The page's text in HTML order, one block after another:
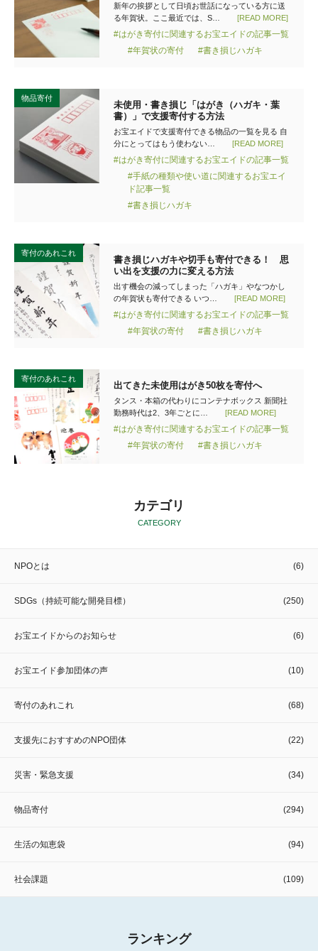
新年の挨拶として日頃お世話になっている方に送
る年賀状。ここ最近では、S…
[READ MORE]
#はがき寄付に関連するお宝エイドの記事一覧
#年賀状の寄付
#書き損じハガキ
物品寄付
未使用・書き損じ「はがき（ハガキ・葉
書）」で支援寄付する方法
お宝エイドで支援寄付できる物品の一覧を見る 自
分にとってはもう使わない…
[READ MORE]
#はがき寄付に関連するお宝エイドの記事一覧
#手紙の種類や使い道に関連するお宝エイ
ド記事一覧
#書き損じハガキ
寄付のあれこれ
書き損じハガキや切手も寄付できる！ 思
い出を支援の力に変える方法
出す機会の減ってしまった「ハガキ」やなつかし
の年賀状も寄付できる いつ…
[READ MORE]
#はがき寄付に関連するお宝エイドの記事一覧
#年賀状の寄付
#書き損じハガキ
寄付のあれこれ
出てきた未使用はがき50枚を寄付へ
タンス・本箱の代わりにコンテナボックス 新聞社
勤務時代は2、3年ごとに…
[READ MORE]
#はがき寄付に関連するお宝エイドの記事一覧
#年賀状の寄付
#書き損じハガキ
カテゴリ
CATEGORY
NPOとは (6)
SDGs（持続可能な開発目標） (250)
お宝エイドからのお知らせ (6)
お宝エイド参加団体の声 (10)
寄付のあれこれ (68)
支援先におすすめのNPO団体 (22)
災害・緊急支援 (34)
物品寄付 (294)
生活の知恵袋 (94)
社会課題 (109)
ランキング